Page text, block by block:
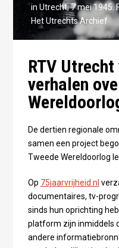
in Utrecht, 7 mei 1945.
Het Utrechts Archief
RTV
verhalen
De dertien regionale
samen een project
Tweede Wereldoorlog
Op 75jaarvrijheid.nl
documentaires, tv-
sinds hun oprichting
platform zijn inmiddels
andere